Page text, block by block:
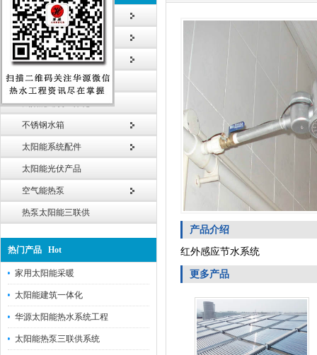
太阳能热水工程
太阳能热水器
智能节水系统
太阳能采暖工程
太阳能建筑一体化
不锈钢水箱
太阳能系统配件
太阳能光伏产品
空气能热泵
热泵太阳能三联供
热门产品 Hot
家用太阳能采暖
太阳能建筑一体化
华源太阳能热水系统工程
太阳能热泵三联供系统
产品介绍
红外感应节水系统
更多产品